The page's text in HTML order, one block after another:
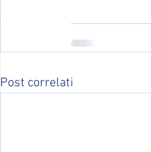
Post correlati